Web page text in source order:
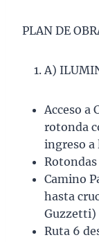
PLAN DE
A)
Acceso a
rotonda
ingreso a
Rotondas
Camino
hasta
Guzzetti)
Ruta 6